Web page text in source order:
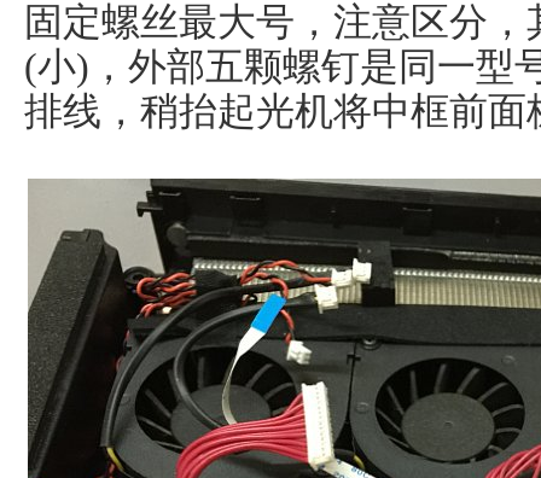
固定螺丝最大号，注意区分
(小)，外部五颗螺钉是同一型
排线，稍抬起光机将中框前面